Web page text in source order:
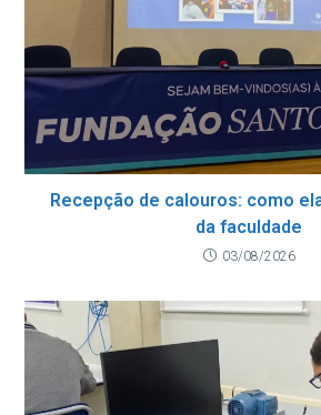
Recepção de calouros: como
da faculdade
03/08/2026